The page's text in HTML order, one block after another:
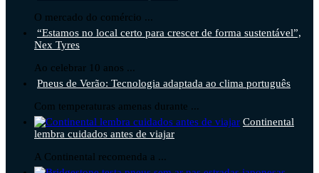
O mercado do comércio ...
“Estamos no local certo para crescer de forma sustentável”,
Nex Tyres
Ao celebrar 10 anos ...
Pneus de Verão: Tecnologia adaptada ao clima português
Com temperaturas amenas durante ...
Continental
lembra cuidados antes de viajar
A Continental recomenda a ...